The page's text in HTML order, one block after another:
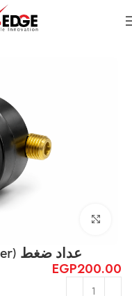
عداد ضغط (Pressure Gauge / Manometer)
EGP200.00